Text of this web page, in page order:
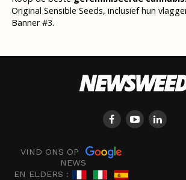
Original Sensible Seeds, inclusief hun
Banner #3.
VIND ONS OP
NEWS
EN ELDERS :